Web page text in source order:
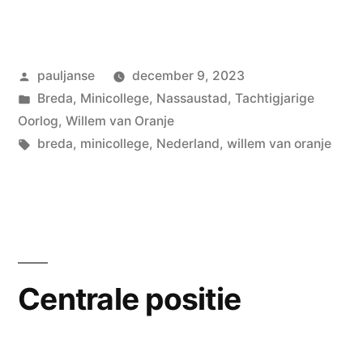
Geplaatst
door
pauljanse
december 9, 2023
Geplaatst
in
Breda, Minicollege, Nassaustad, Tachtigjarige
Oorlog, Willem van Oranje
Tags:
breda, minicollege, Nederland, willem van oranje
Centrale positie